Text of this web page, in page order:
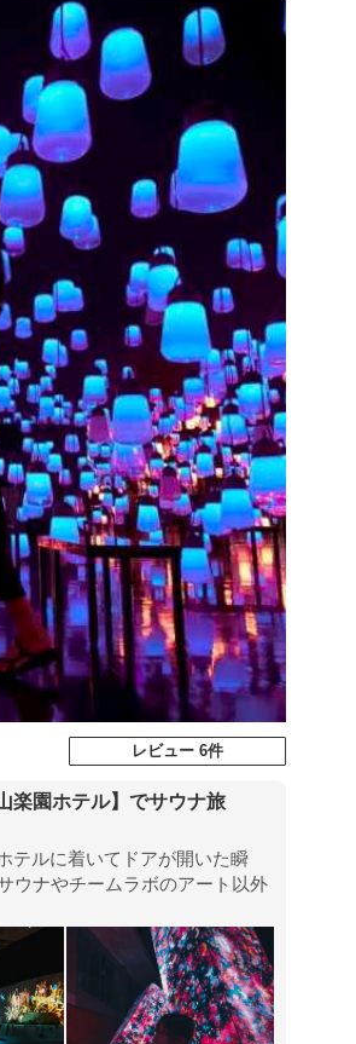
レビュー 6件
楽園ホテル】でサウナ旅